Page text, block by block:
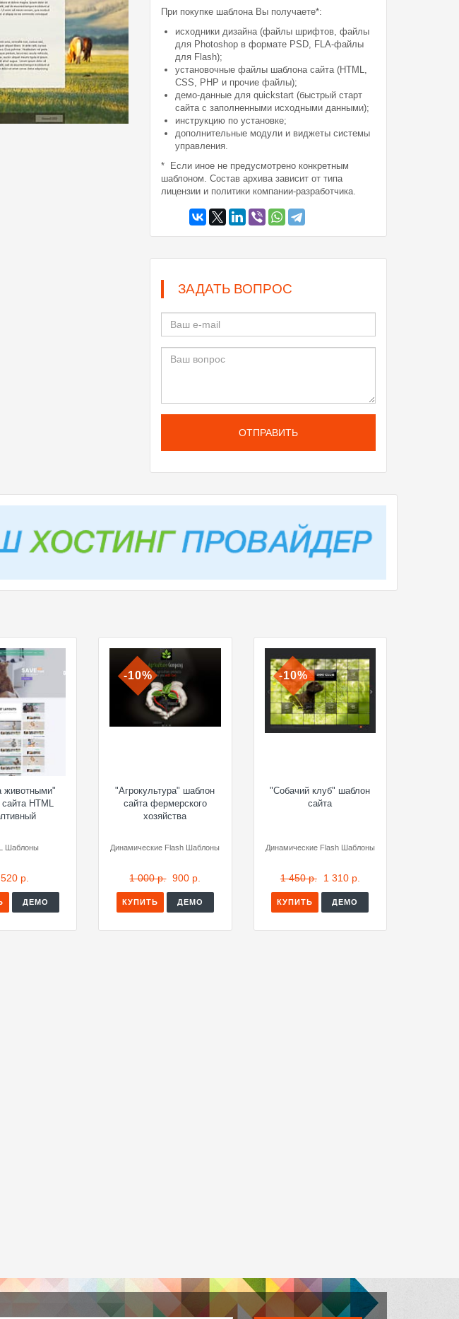
При покупке шаблона Вы получаете*:
исходники дизайна (файлы шрифтов, файлы
для Photoshop в формате PSD, FLA-файлы
для Flash);
установочные файлы шаблона сайта (HTML,
CSS, PHP и прочие файлы);
демо-данные для quickstart (быстрый старт
сайта с заполненными исходными данными);
инструкцию по установке;
дополнительные модули и виджеты системы
управления.
* Если иное не предусмотрено конкретным
шаблоном. Состав архива зависит от типа
лицензии и политики компании-разработчика.
ЗАДАТЬ ВОПРОС
ОТПРАВИТЬ
животными"
HTML
Шаблоны
р.
ДЕМО
-10%
"Агрокультура" шаблон
сайта фермерского
хозяйства
Динамические Flash Шаблоны
1 000 р. 900 р.
КУПИТЬ ДЕМО
-10%
"Собачий клуб" шаблон
сайта
Динамические Flash Шаблоны
1 450 р. 1 310 р.
КУПИТЬ ДЕМО